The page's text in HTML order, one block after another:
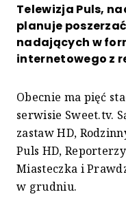
Telewizja Puls,
planuje
nadających w
internetowego z
Obecnie ma pięć
serwisie Sweet.tv.
zastaw HD,
Puls HD,
Miasteczka i
w grudniu.